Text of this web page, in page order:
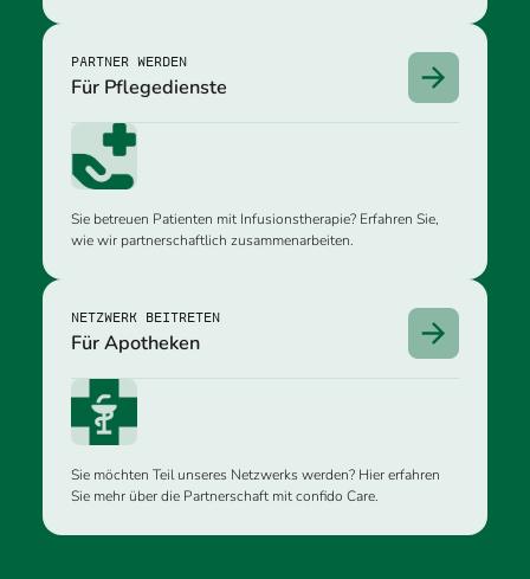
PARTNER WERDEN
Für Pflegedienste
Sie betreuen Patienten mit Infusionstherapie? Erfahren Sie,
wie wir partnerschaftlich zusammenarbeiten.
NETZWERK BEITRETEN
Für Apotheken
Sie möchten Teil unseres Netzwerks werden? Hier erfahren
Sie mehr über die Partnerschaft mit confido Care.